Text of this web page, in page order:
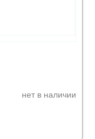
нет в наличии